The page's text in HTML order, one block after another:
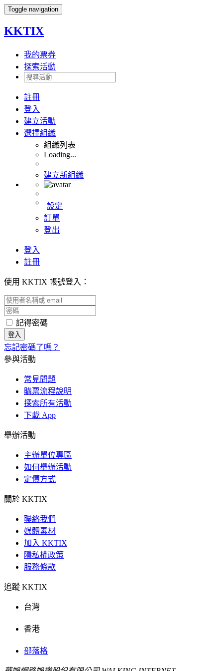
Toggle navigation
KKTIX
我的票券
探索活動
註冊
登入
建立活動
選擇組織
組織列表
Loading...
建立新組織
設定
訂單
登出
登入
註冊
使用 KKTIX 帳號登入：
記得密碼
忘記密碼了嗎？
參與活動
常見問題
購票流程說明
探索所有活動
下載 App
舉辦活動
主辦單位專區
如何舉辦活動
定價方式
關於 KKTIX
聯絡我們
媒體素材
加入 KKTIX
隱私權政策
服務條款
追蹤 KKTIX
台灣
香港
部落格